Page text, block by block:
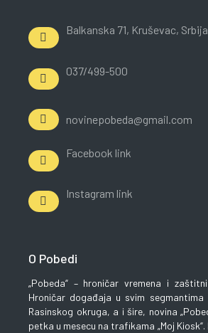
Balkanska 71, Kruševac, Srbija
037/499-500
novinepobeda@gmail.com
Facebook link
Instagram link
O Pobedi
„Pobeda“ – hroničar vremena i
Hroničar događaja u svim
Rasinskog okruga, a i šire, novina
petka u mesecu na trafikama „Moj